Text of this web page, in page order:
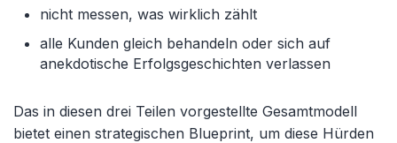
nicht messen, was wirklich zählt
alle Kunden gleich behandeln oder sich auf
anekdotische Erfolgsgeschichten verlassen
Das in diesen drei Teilen vorgestellte Gesamtmodell
bietet einen strategischen Blueprint, um diese Hürden